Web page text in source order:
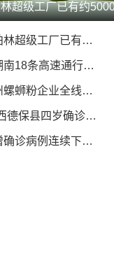
特斯拉柏林超级工厂已有约5000名员工 未来几月仍计划大量招人
大雾！湖南18条高速通行受影响 157个收费站临时交通管制
广西柳州螺蛳粉企业全线复工复产 电商主播日夜带货
网传“广西德保县四岁确诊小孩独自去隔离” 为不实信息
广西新增确诊病例连续下降至个位数